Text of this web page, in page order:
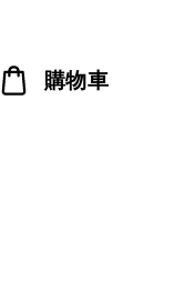
購物車